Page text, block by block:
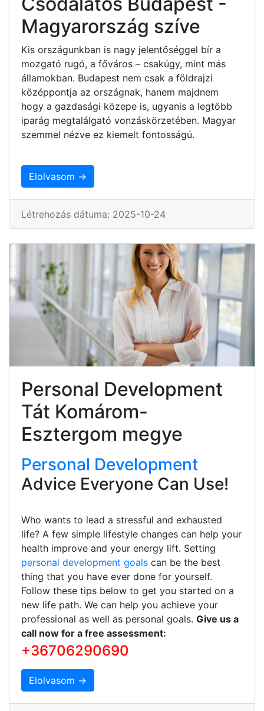
Magyarország szíve
Kis országunkban is nagy jelentőséggel bír a
mozgató rugó, a főváros – csakúgy, mint más
államokban. Budapest nem csak a földrajzi
középpontja az országnak, hanem majdnem
hogy a gazdasági közepe is, ugyanis a legtöbb
iparág megtalálgató vonzáskörzetében. Magyar
szemmel nézve ez kiemelt fontosságú.
Elolvasom →
Létrehozás dátuma: 2025-10-24
Personal Development
Tát Komárom-
Esztergom megye
Personal Development
Advice Everyone Can Use!
Who wants to lead a stressful and exhausted
life? A few simple lifestyle changes can help your
health improve and your energy lift. Setting
personal development goals can be the best
thing that you have ever done for yourself.
Follow these tips below to get you started on a
new life path. We can help you achieve your
professional as well as personal goals. Give us a
call now for a free assessment:
+36706290690
Elolvasom →